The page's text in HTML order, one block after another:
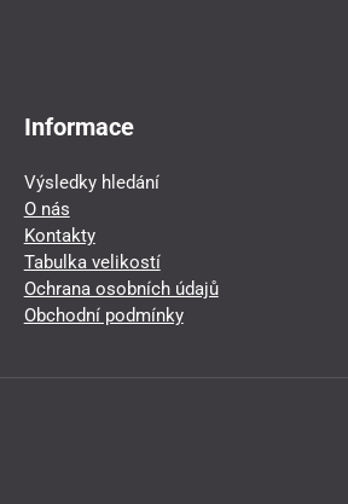
Informace
Výsledky hledání
O nás
Kontakty
Tabulka velikostí
Ochrana osobních údajů
Obchodní podmínky